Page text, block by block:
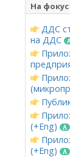
На фокус
ДДС
на ДДС
(+Eng)
(+Eng)